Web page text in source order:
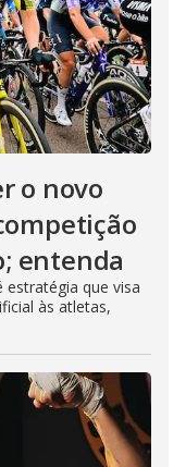
o novo
entenda
que visa
às atletas,